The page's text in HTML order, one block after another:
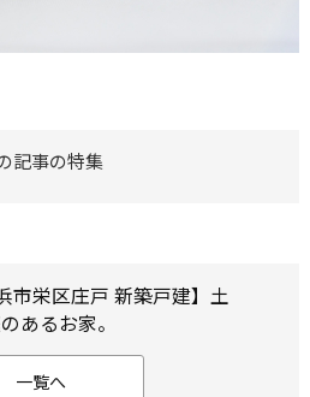
記事の特集
市栄区庄戸 新築戸建】土
あるお家。
一覧へ